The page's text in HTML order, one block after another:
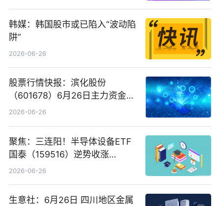
韩媒：韩国股市或已陷入“波动陷
阱”
2026-06-26
股票行情快报：滨化股份
（601678）6月26日主力资金净
卖出5964.34万元
2026-06-26
聚焦：三连阳！半导体设备ETF
国泰（159516）逆势收涨
3.5%，近10日累计净流入超65
2026-06-26
生意社：6月26日 四川地区金属